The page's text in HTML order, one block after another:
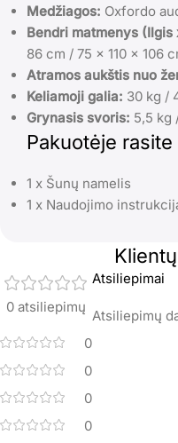
Medžiagos: Oxfordo
Bendri matmenys
86 cm / 75 x 110 x 106
Atramos aukštis nuo
Keliamoji galia: 30 kg /
Grynasis svoris: 5,5 kg
Pakuotėje rasite
1 x Šunų namelis
1 x Naudojimo
0 atsiliepimų
0
0
0
0
Atsiliepimai
Atsiliepimų